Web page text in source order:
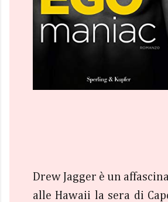
Drew Jagger è un
alle Hawaii la sera di